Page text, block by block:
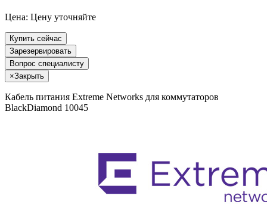
Цена: Цену уточняйте
Купить сейчас
Зарезервировать
Вопрос специалисту
×Закрыть
Кабель питания Extreme Networks для коммутаторов
BlackDiamond 10045